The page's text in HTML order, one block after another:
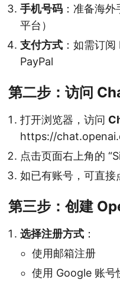
手机号码 ：准备海
平台）
支付方式 ：如需订
PayPal
第二步：访问
打开浏览器，访问
https://
点击页面右上角的
如已有账号，可直接
第三步：创建
选择注册方式 ：
使用邮箱注册
使用 Google 账号